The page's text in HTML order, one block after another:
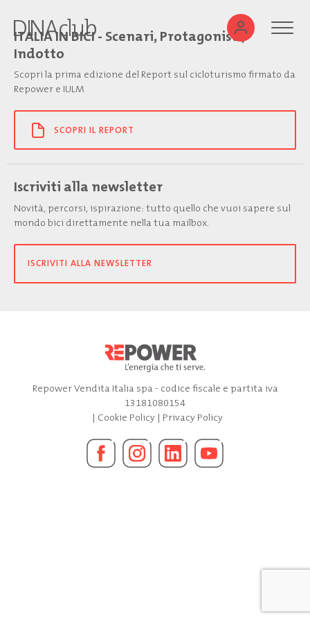
ITALIA IN BICI - Scenari, Protagonisti,
Indotto
Scopri la prima edizione del Report sul cicloturismo firmato da
Repower e IULM
SCOPRI IL REPORT
Iscriviti alla newsletter
Novità, percorsi, ispirazione: tutto quello che vuoi sapere sul
mondo bici direttamente nella tua mailbox.
ISCRIVITI ALLA NEWSLETTER
Repower Vendita Italia spa - codice fiscale e partita iva
13181080154
| Cookie Policy| Privacy Policy